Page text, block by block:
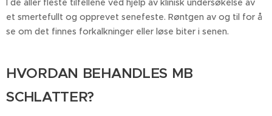
I de aller fleste tilfellene ved hjelp av klinisk undersøkelse av
et smertefullt og opprevet senefeste. Røntgen av og til for å
se om det finnes forkalkninger eller løse biter i senen.
HVORDAN BEHANDLES MB
SCHLATTER?